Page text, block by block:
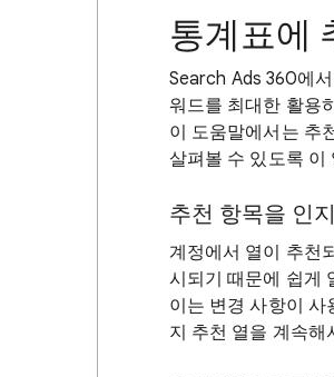
통계표에
Search Ads 360에
워드를 최대한 활용
이 도움말에서는 추
살펴볼 수 있도록 이
추천 항목을 인
계정에서 열이 추천
시되기 때문에 쉽게
이는 변경 사항이
지 추천 열을 계속해